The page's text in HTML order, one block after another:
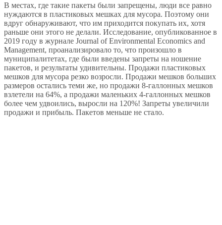
В местах, где такие пакеты были запрещены, люди все равно
нуждаются в пластиковых мешках для мусора. Поэтому они
вдруг обнаруживают, что им приходится покупать их, хотя
раньше они этого не делали. Исследование, опубликованное в
2019 году в журнале Journal of Environmental Economics and
Management, проанализировало то, что произошло в
муниципалитетах, где были введены запреты на ношение
пакетов, и результаты удивительны. Продажи пластиковых
мешков для мусора резко возросли. Продажи мешков больших
размеров остались теми же, но продажи 8-галлонных мешков
взлетели на 64%, а продажи маленьких 4-галлонных мешков
более чем удвоились, выросли на 120%! Запреты увеличили
продажи и прибыль. Пакетов меньше не стало.